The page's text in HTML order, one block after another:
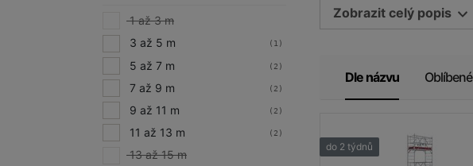
1 až 3 m
3 až 5 m
(1)
5 až 7 m (2)
7 až 9 m (2)
9 až 11 m (2)
11 až 13 m (2)
13 až 15 m
Zobrazit celý popis
Dle názvu Oblíbené
do 2 týdnů